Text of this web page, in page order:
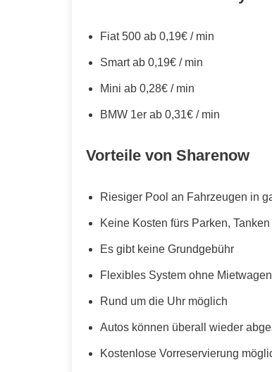
Fiat 500 ab 0,19€ / min
Smart ab 0,19€ / min
Mini ab 0,28€ / min
BMW 1er ab 0,31€ / min
Vorteile von Sharenow
Riesiger Pool an Fahrzeugen in
Keine Kosten fürs Parken,
Es gibt keine Grundgebühr
Flexibles System ohne
Rund um die Uhr möglich
Autos können überall wieder
Kostenlose Vorreservierung